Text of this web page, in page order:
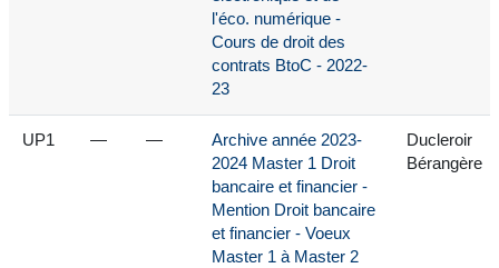
l'éco. numérique -
Cours de droit des
contrats BtoC - 2022-
23
UP1 — —
Archive année 2023-
2024 Master 1 Droit
bancaire et financier -
Mention Droit bancaire
et financier - Voeux
Master 1 à Master 2
Ducleroir
Bérangère